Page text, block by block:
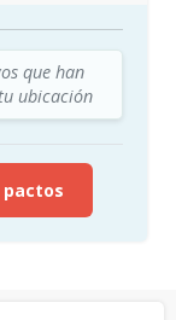
que han
ubicación